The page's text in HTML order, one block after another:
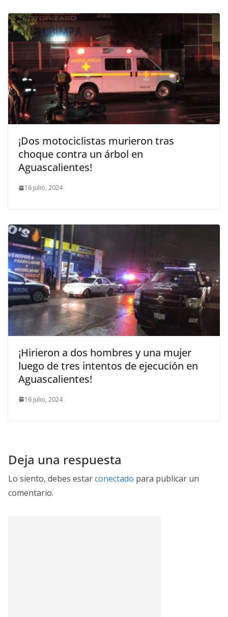
¡Dos motociclistas murieron tras
choque contra un árbol en
Aguascalientes!
16 julio, 2024
¡Hirieron a dos hombres y una mujer
luego de tres intentos de ejecución en
Aguascalientes!
16 julio, 2024
Deja una respuesta
Lo siento, debes estarconectado para publicar un
comentario.